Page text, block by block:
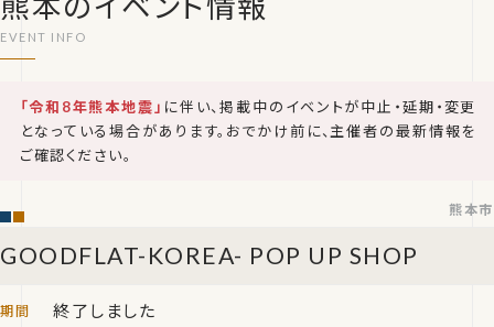
「令和8年熊本地震」 に伴い、掲載中のイベントが中止・延期・変更
となっている場合があります。おでかけ前に、主催者の最新情報を
ご確認ください。
GOODFLAT-KOREA- POP UP SHOP
熊本市
終了しました